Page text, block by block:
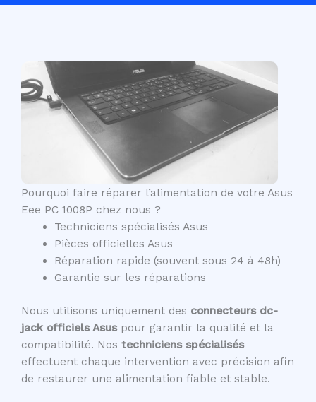
Pourquoi faire réparer l’alimentation de votre Asus
Eee PC 1008P chez nous ?
Techniciens spécialisés Asus
Pièces officielles Asus
Réparation rapide (souvent sous 24 à 48h)
Garantie sur les réparations
Nous utilisons uniquement des connecteurs dc-
jack officiels Asuspour garantir la qualité et la
compatibilité. Nos techniciens spécialisés
effectuent chaque intervention avec précision afin
de restaurer une alimentation fiable et stable.